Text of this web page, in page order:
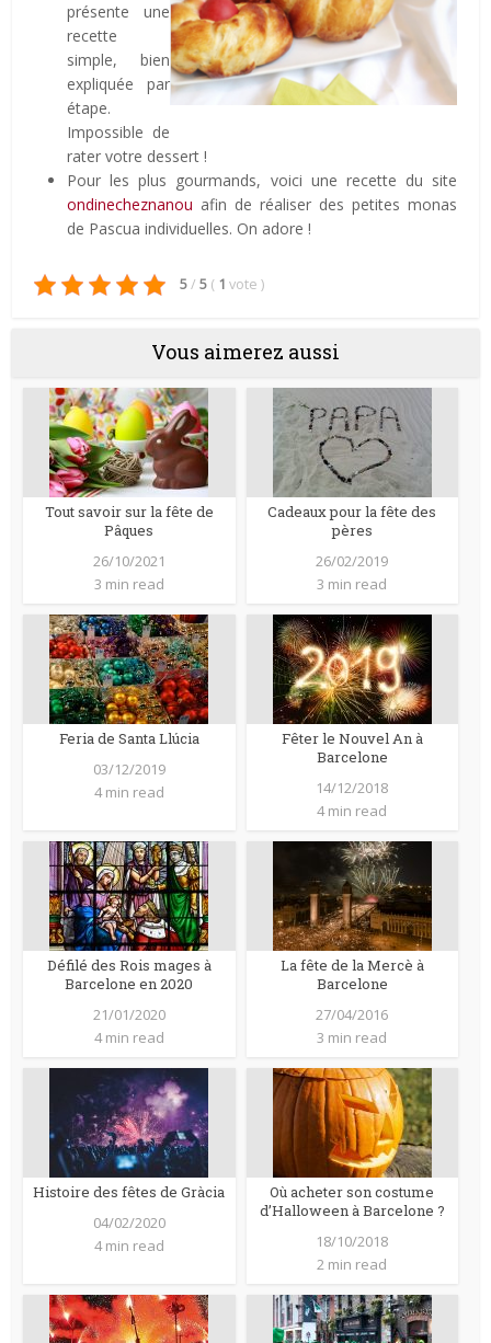
présente une
recette
simple, bien
expliquée par
étape.
Impossible de
rater votre dessert !
Pour les plus gourmands, voici une recette du site
ondinecheznanou afin de réaliser des petites monas
de Pascua individuelles. On adore !
5/ 5 ( 1 vote )
Vous aimerez aussi
Tout savoir sur la fête de
Pâques
26/10/2021
3 min read
Cadeaux pour la fête des
pères
26/02/2019
3 min read
Feria de Santa Llúcia
03/12/2019
4 min read
Fêter le Nouvel An à
Barcelone
14/12/2018
4 min read
Défilé des Rois mages à
Barcelone en 2020
21/01/2020
4 min read
La fête de la Mercè à
Barcelone
27/04/2016
3 min read
Histoire des fêtes de Gràcia
04/02/2020
4 min read
Où acheter son costume
d’Halloween à Barcelone ?
18/10/2018
2 min read